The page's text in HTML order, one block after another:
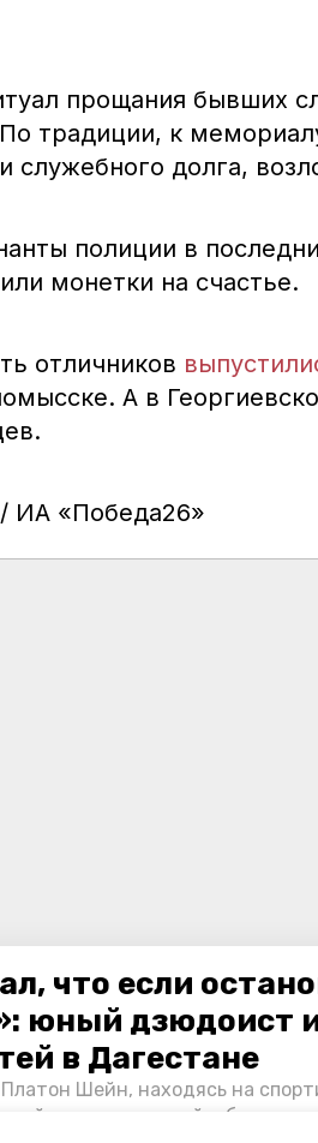
что если
юный дзюдоист
в Дагестане
Шейн, находясь на
море детей и
прощания бывших
традиции, к
служебного долга,
полиции в
монетки на счастье.
отличников
А в
ИА «Победа26»